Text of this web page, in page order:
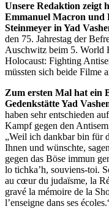
Unsere Redaktion zeigt
Emmanuel Macron und
Steinmeyer in Yad
den 75. Jahrestag der
Auschwitz beim 5. World
Holocaust: Fighting
müssten sich beide Filme
Zum ersten Mal hat ein
Gedenkstätte Yad
haben sehr entschieden
Kampf gegen den
„Weil ich dankbar bin für
Ihnen und wünschte,
gegen das Böse immun
lo tichka’h, souviens-toi.
au cœur du judaïsme, la
gravé la mémoire de la
l’enseigne dans ses